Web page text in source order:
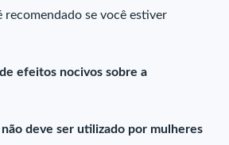
recomendado se você estiver
efeitos nocivos sobre a
deve ser utilizado por mulheres